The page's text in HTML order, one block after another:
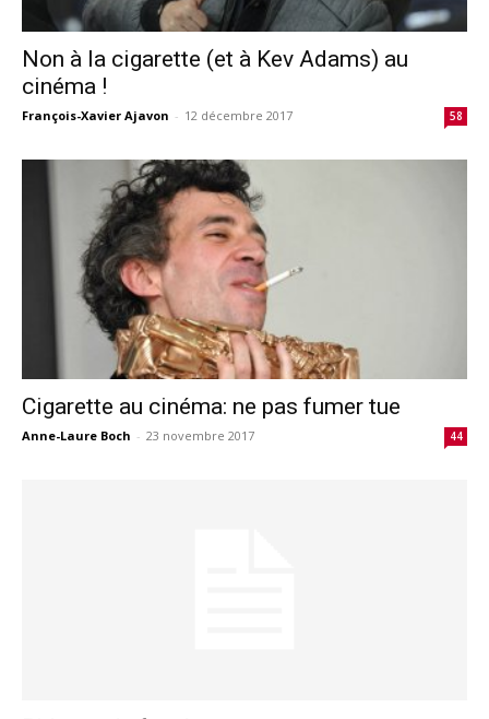
Non à la cigarette (et à Kev Adams) au
cinéma !
François-Xavier Ajavon - 12 décembre 2017 58
Cigarette au cinéma: ne pas fumer tue
Anne-Laure Boch - 23 novembre 2017 44